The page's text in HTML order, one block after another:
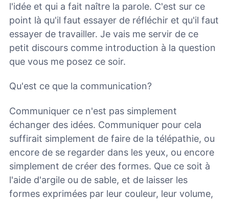
l'idée et qui a fait naître la parole. C'est sur ce
point là qu'il faut essayer de réfléchir et qu'il faut
essayer de travailler. Je vais me servir de ce
petit discours comme introduction à la question
que vous me posez ce soir.
Qu'est ce que la communication?
Communiquer ce n'est pas simplement
échanger des idées. Communiquer pour cela
suffirait simplement de faire de la télépathie, ou
encore de se regarder dans les yeux, ou encore
simplement de créer des formes. Que ce soit à
l'aide d'argile ou de sable, et de laisser les
formes exprimées par leur couleur, leur volume,